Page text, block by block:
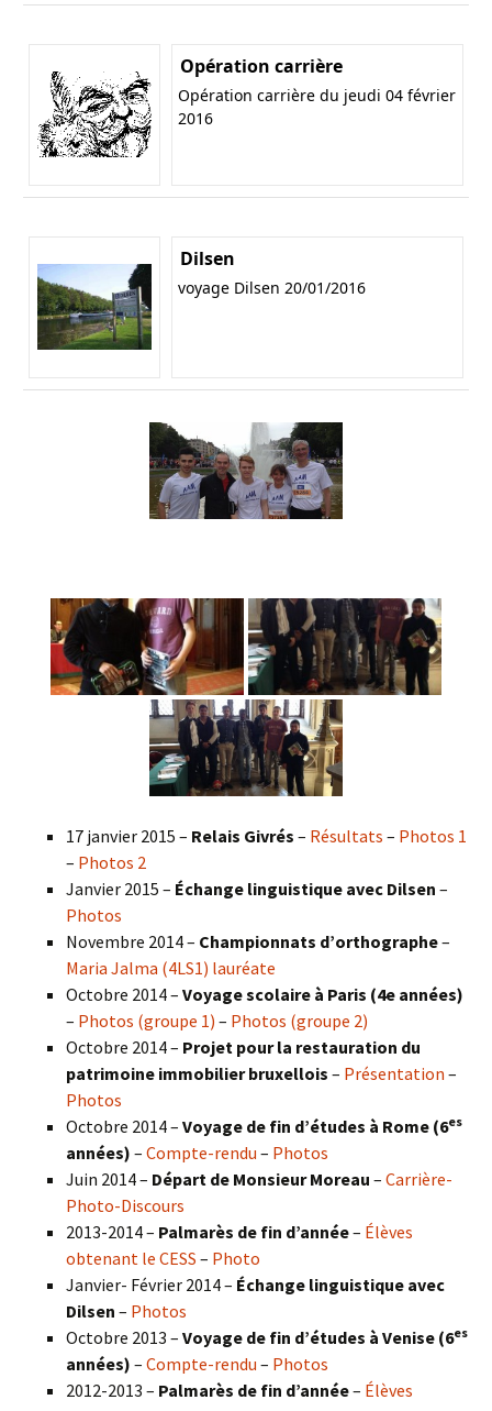
Opération carrière
Opération carrière du jeudi 04 février
2016
Dilsen
voyage Dilsen 20/01/2016
17 janvier 2015 – Relais Givrés – Résultats – Photos 1
– Photos 2
Janvier 2015 – Échange linguistique avec Dilsen –
Photos
Novembre 2014 – Championnats d’orthographe–
Maria Jalma (4LS1) lauréate
Octobre 2014 – Voyage scolaire à Paris (4e années)
– Photos (groupe 1) – Photos (groupe 2)
Octobre 2014 – Projet pour la restauration du
patrimoine immobilier bruxellois – Présentation –
Photos
Octobre 2014 – Voyage de fin d’études à Rome (6es
années) – Compte-rendu – Photos
Juin 2014 – Départ de Monsieur Moreau – Carrière-
Photo-Discours
2013-2014 – Palmarès de fin d’année– Élèves
obtenant le CESS – Photo
Janvier- Février 2014 – Échange linguistique avec
Dilsen – Photos
Octobre 2013 – Voyage de fin d’études à Venise (6es
années) – Compte-rendu – Photos
2012-2013 – Palmarès de fin d’année– Élèves